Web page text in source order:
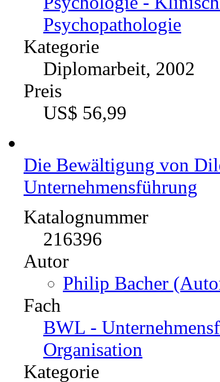
Destruktivität und Suizid
Katalognummer
221835
Autor
Frank Wolf
Psychologie -
Psychopathologie
Kategorie
Diplomarbeit, 2002
Preis
US$ 56,99
Die Bewältigung von
Unternehmensführung